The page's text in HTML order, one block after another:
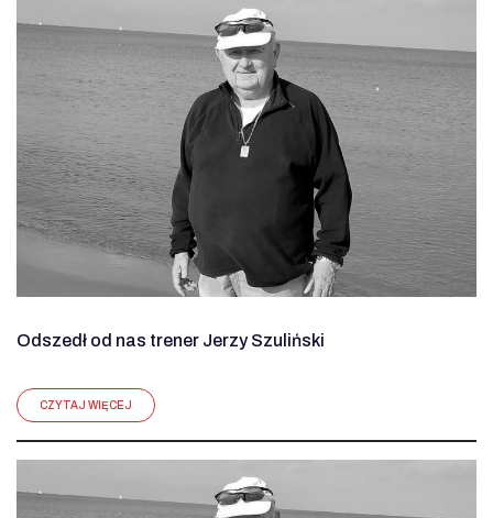
Odszedł od nas trener Jerzy Szuliński
CZYTAJ WIĘCEJ